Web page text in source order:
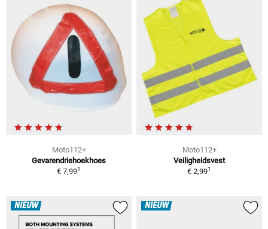
Moto112+
Gevarendriehoekhoes
€ 7,991
Moto112+
Veiligheidsvest
€ 2,991
NIEUW NIEUW